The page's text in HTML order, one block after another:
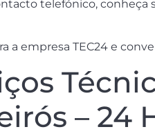
telefónico, conheça
a empresa TEC24 e
– 24